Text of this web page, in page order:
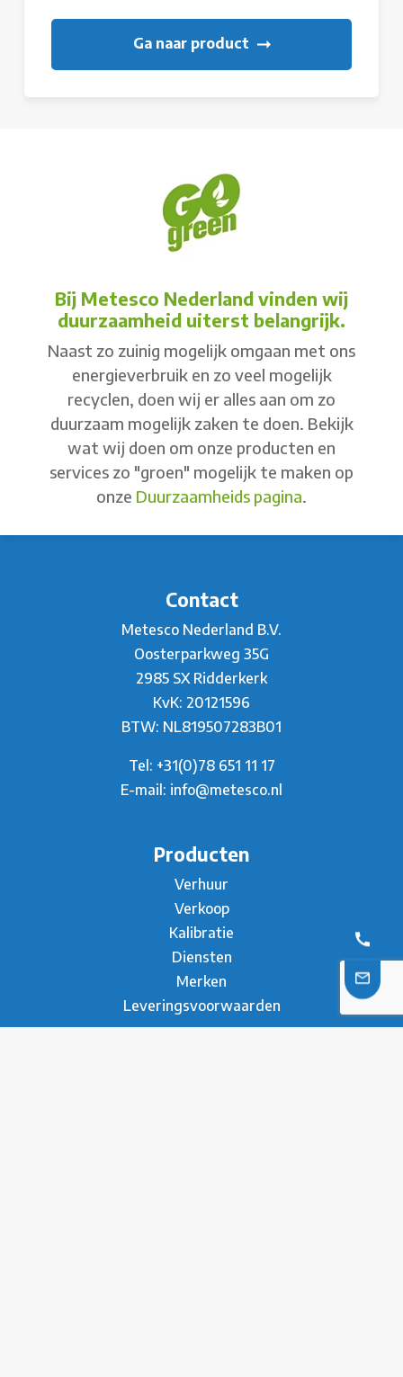
Ga naar product
Bij Metesco Nederland vinden wij
duurzaamheid uiterst belangrijk.
Naast zo zuinig mogelijk omgaan met ons
energieverbruik en zo veel mogelijk
recyclen, doen wij er alles aan om zo
duurzaam mogelijk zaken te doen. Bekijk
wat wij doen om onze producten en
services zo "groen" mogelijk te maken op
onze Duurzaamheids pagina
Contact
Metesco Nederland B.V.
Oosterparkweg 35G
2985 SX Ridderkerk
KvK: 20121596
BTW: NL819507283B01
Tel: +31(0)78 651 11 17
E-mail: info@metesco.nl
Producten
Verhuur
Verkoop
Kalibratie
Diensten
Merken
Leveringsvoorwaarden